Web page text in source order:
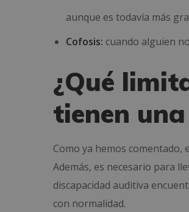
aunque es todavía más
Cofosis: cuando alguien
¿Qué
tienen
Como ya hemos comentado,
Además, es necesario para
discapacidad auditiva
con normalidad.